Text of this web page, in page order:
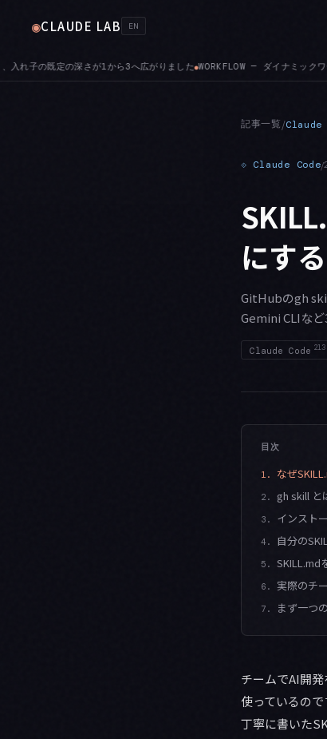
◉CLAUDE LAB EN
ナミックワークフローのサブエージェントは、セッションの権限モードに
記事一覧/Claude
⟐ Claude Code/
にす
GitHubのgh
Gemini CLIな
Claude Code 213
目次
1. なぜ
2. gh skill と
3. インスト
4. 自分の
5. SKILL.md
6. 実際のチ
7. まず一つ
チームでAI開
使っているの
丁寧に書いた